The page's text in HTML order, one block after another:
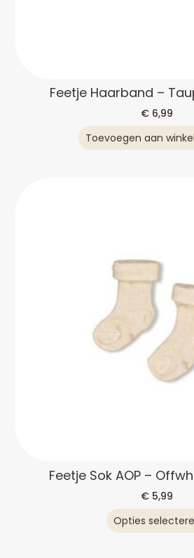
Feetje Haarband –
€ 6,99
Toevoegen aan
Feetje Sok AOP –
€ 5,99
Opties